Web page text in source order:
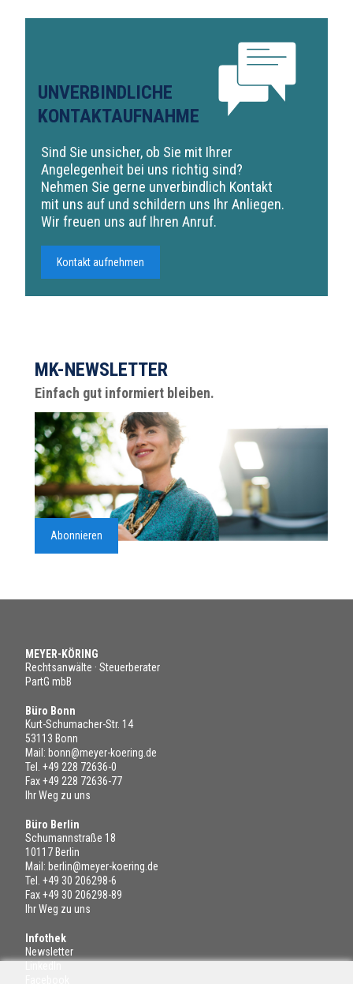
UNVERBINDLICHE
KONTAKTAUFNAHME
Sind Sie unsicher, ob Sie mit Ihrer
Angelegenheit bei uns richtig sind?
Nehmen Sie gerne unverbindlich Kontakt
mit uns auf und schildern uns Ihr Anliegen.
Wir freuen uns auf Ihren Anruf.
Kontakt aufnehmen
MK-NEWSLETTER
Einfach gut informiert bleiben.
Abonnieren
MEYER-KÖRING
Rechtsanwälte · Steuerberater
PartG mbB
Büro Bonn
Kurt-Schumacher-Str. 14
53113 Bonn
Mail: bonn@meyer-koering.de
Tel. +49 228 72636-0
Fax +49 228 72636-77
Ihr Weg zu uns
Büro Berlin
Schumannstraße 18
10117 Berlin
Mail: berlin@meyer-koering.de
Tel. +49 30 206298-6
Fax +49 30 206298-89
Ihr Weg zu uns
Infothek
Newsletter